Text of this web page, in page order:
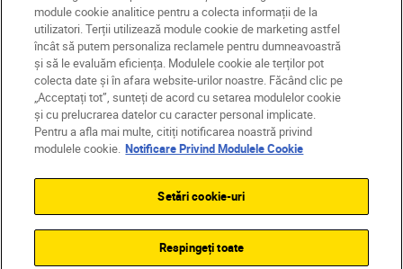
MD Nikon Sites
Contactaţi-ne
Politică de confidențialitate
Termeni de utilizare
Notificare privind modulele cookie
module cookie analitice pentru a colecta informații de la
utilizatori. Terții utilizează module cookie de marketing astfel
încât să putem personaliza reclamele pentru dumneavoastră
și să le evaluăm eficiența. Modulele cookie ale terților pot
colecta date și în afara website-urilor noastre. Făcând clic pe
„Acceptați tot”, sunteți de acord cu setarea modulelor cookie
și cu prelucrarea datelor cu caracter personal implicate.
Pentru a afla mai multe, citiți notificarea noastră privind
modulele cookie. Notificare Privind Modulele Cookie
Setări cookie-uri
Respingeți toate